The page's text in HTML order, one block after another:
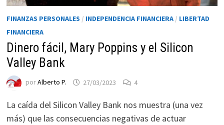
FINANZAS PERSONALES / INDEPENDENCIA FINANCIERA/ LIBERTAD
FINANCIERA
Dinero fácil, Mary Poppins y el Silicon
Valley Bank
porAlberto P. 27/03/2023 4
La caída del Silicon Valley Bank nos muestra (una vez
más) que las consecuencias negativas de actuar